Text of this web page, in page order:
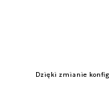
Dzięki zmianie